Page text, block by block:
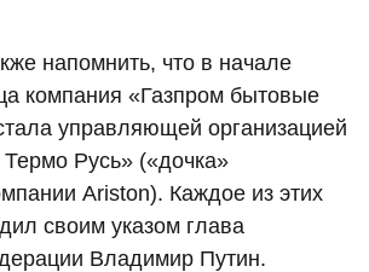
напомнить, что в начале
компания «Газпром бытовые
управляющей организацией
Русь» («дочка»
Ariston). Каждое из этих
своим указом глава
Владимир Путин.